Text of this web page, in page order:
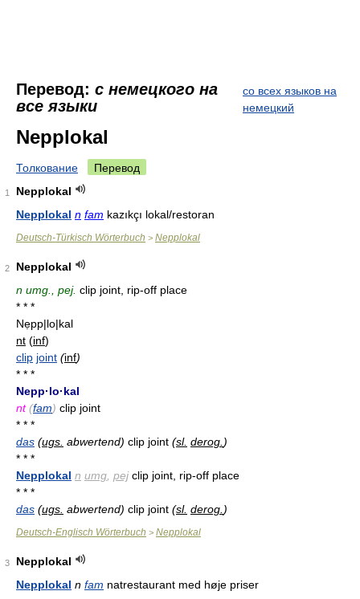
Перевод: с немецкого на
все языки
со всех языков на
немецкий
Nepplokal
Толкование Перевод
1
Nepplokal
Nepplokal n fam kazıkçı lokal/restoran
Deutsch-Türkisch Wörterbuch > Nepplokal
2
Nepplokal
n umg., pej. clip joint, rip-off place
* * *
Nẹpp|lo|kal
nt (inf)
clip joint (inf)
* * *
Nepp·lo·kal
nt (fam) clip joint
* * *
das (ugs. abwertend) clip joint (sl. derog. )
* * *
Nepplokal n umg pejclip joint, rip-off place
* * *
das (ugs. abwertend) clip joint (sl. derog. )
Deutsch-Englisch Wörterbuch > Nepplokal
3
Nepplokal
Nepplokal n fam natrestaurant med høje priser